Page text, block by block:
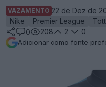
VAZAMENTO 22 de Dez de
Nike
Premier League
0
208 2
0
Adicionar como fonte